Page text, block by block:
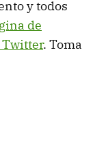
y todos
de
Twitter. Toma